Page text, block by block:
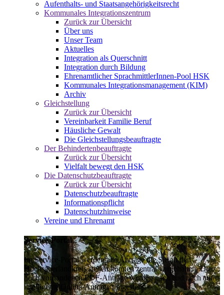
Aufenthalts- und Staatsangehörigkeitsrecht
Kommunales Integrationszentrum
Zurück zur Übersicht
Über uns
Unser Team
Aktuelles
Integration als Querschnitt
Integration durch Bildung
Ehrenamtlicher SprachmittlerInnen-Pool HSK
Kommunales Integrationsmanagement (KIM)
Archiv
Gleichstellung
Zurück zur Übersicht
Vereinbarkeit Familie Beruf
Häusliche Gewalt
Die Gleichstellungsbeauftragte
Der Behindertenbeauftragte
Zurück zur Übersicht
Vielfalt bewegt den HSK
Die Datenschutzbeauftragte
Zurück zur Übersicht
Datenschutzbeauftragte
Informationspflicht
Datenschutzhinweise
Vereine und Ehrenamt
Service-Portal
Im Service-Portal werden alle Anträge die Sie an den
Hochsauerlandkreis stellen können zentral vorgehalten. Die
noch vorhandenen PDF-Anträge werden nach und nach auf
intelligente Online-Anträge umgestellt.